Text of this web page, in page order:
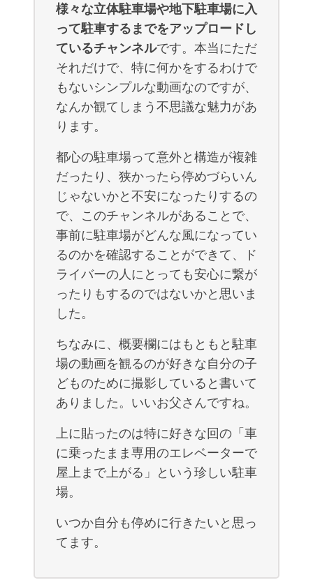
様々な立体駐車場や地下駐車場に入
って駐車するまでをアップロードし
ているチャンネルです。本当にただ
それだけで、特に何かをするわけで
もないシンプルな動画なのですが、
なんか観てしまう不思議な魅力があ
ります。
都心の駐車場って意外と構造が複雑
だったり、狭かったら停めづらいん
じゃないかと不安になったりするの
で、このチャンネルがあることで、
事前に駐車場がどんな風になってい
るのかを確認することができて、ド
ライバーの人にとっても安心に繋が
ったりもするのではないかと思いま
した。
ちなみに、概要欄にはもともと駐車
場の動画を観るのが好きな自分の子
どものために撮影していると書いて
ありました。いいお父さんですね。
上に貼ったのは特に好きな回の「車
に乗ったまま専用のエレベーターで
屋上まで上がる」という珍しい駐車
場。
いつか自分も停めに行きたいと思っ
てます。